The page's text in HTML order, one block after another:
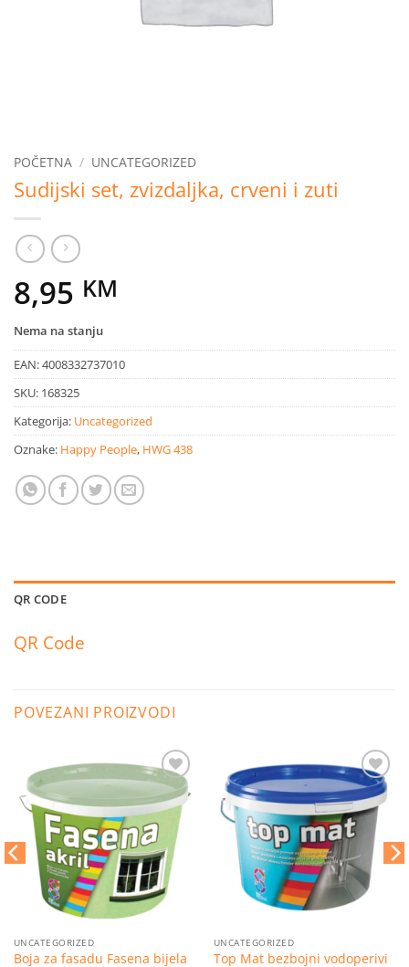
POČETNA / UNCATEGORIZED
Sudijski set, zvizdaljka, crveni i zuti
8,95 KM
Nema na stanju
EAN:4008332737010
SKU: 168325
Kategorija: Uncategorized
Oznake: Happy People, HWG 438
QR CODE
QR Code
POVEZANI PROIZVODI
Dodaj
na
listu
želja
UNCATEGORIZED
Boja za fasadu Fasena bijela
Dodaj
na
listu
želja
UNCATEGORIZED
Top Mat bezbojni vodoperivi